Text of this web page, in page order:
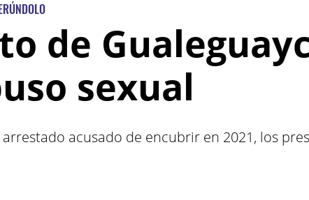
de
sexual
acusado de encubrir en 2021, los